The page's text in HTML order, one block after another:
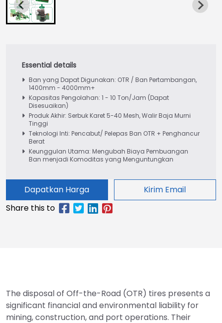
Ban yang Dapat Digunakan: OTR / Ban Pertambangan,
1400mm - 4000mm+
Kapasitas Pengolahan: 1 - 10 Ton/Jam (Dapat
Disesuaikan)
Produk Akhir: Serbuk Karet 5-40 Mesh, Walir Baja Murni
Tinggi
Teknologi Inti: Pencabut/ Pelepas Ban OTR + Penghancur
Berat
Keunggulan Utama: Mengubah Biaya Pembuangan
Ban menjadi Komoditas yang Menguntungkan
Dapatkan Harga Kirim Email
The disposal of Off-the-Road (OTR) tires presents a
significant financial and environmental liability for
mining, construction, and port operations. Their